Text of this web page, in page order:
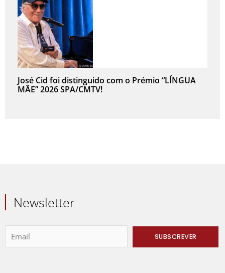
José Cid foi distinguido com o Prémio “LÍNGUA
MÃE” 2026 SPA/CMTV!
Newsletter